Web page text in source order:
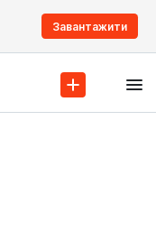
Завантажити